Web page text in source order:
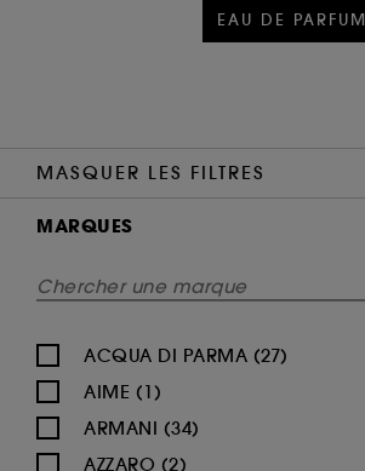
EAU DE PARFUM
MASQUER LES FILTRES
MARQUES
ACQUA DI PARMA (27)
AIME (1)
ARMANI (34)
AZZARO (2)